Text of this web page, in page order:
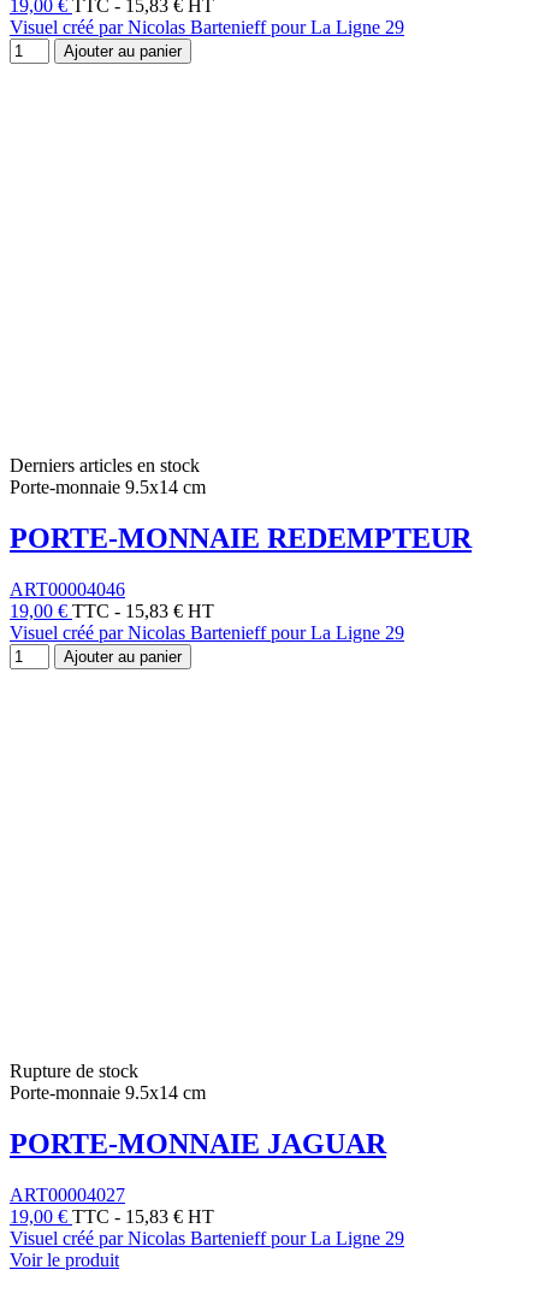
19,00 € TTC - 15,83 € HT
Visuel créé par Nicolas Bartenieff pour La Ligne 29
Ajouter au panier
Derniers articles en stock
Porte-monnaie 9.5x14 cm
PORTE-MONNAIE REDEMPTEUR
ART00004046
19,00 € TTC - 15,83 € HT
Visuel créé par Nicolas Bartenieff pour La Ligne 29
Ajouter au panier
Rupture de stock
Porte-monnaie 9.5x14 cm
PORTE-MONNAIE JAGUAR
ART00004027
19,00 € TTC - 15,83 € HT
Visuel créé par Nicolas Bartenieff pour La Ligne 29
Voir le produit